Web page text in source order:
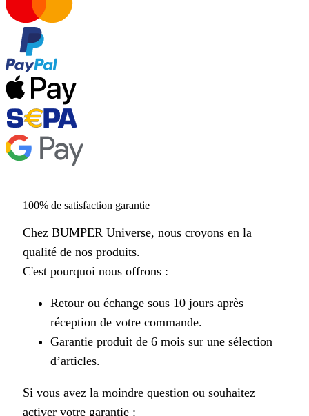
100% de satisfaction garantie
Chez BUMPER Universe, nous croyons en la
qualité de nos produits.
C'est pourquoi nous offrons :
Retour ou échange sous 10 jours après
réception de votre commande.
Garantie produit de 6 mois sur une sélection
d’articles.
Si vous avez la moindre question ou souhaitez
activer votre garantie :